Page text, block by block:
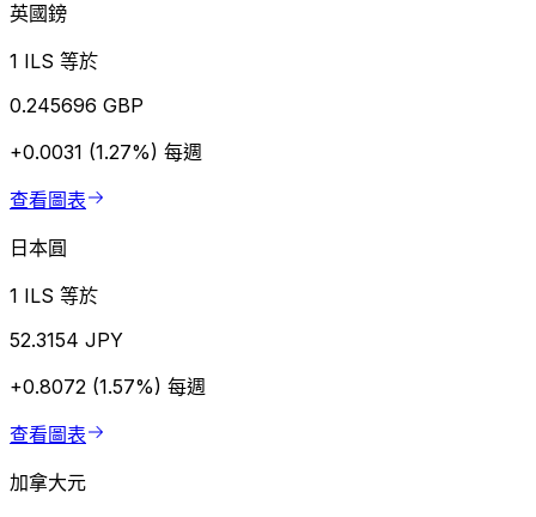
英國鎊
1 ILS 等於
0.245696 GBP
+0.0031 (1.27%) 每週
查看圖表
日本圓
1 ILS 等於
52.3154 JPY
+0.8072 (1.57%) 每週
查看圖表
加拿大元